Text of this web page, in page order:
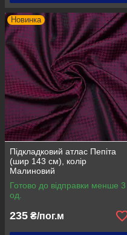
Новинка
Підкладковий атлас Пепіта
(шир 143 см), колір
Малиновий
Готово до відправки менше 3
од.
235 ₴/пог.м